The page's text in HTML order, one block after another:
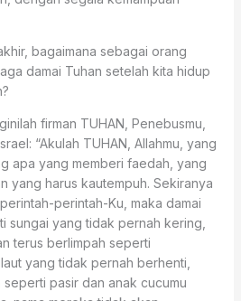
bagaimana sebagai orang
damai Tuhan setelah kita hidup
firman TUHAN, Penebusmu,
“Akulah TUHAN, Allahmu, yang
apa yang memberi faedah, yang
yang harus kautempuh. Sekiranya
perintah-Ku, maka damai
sungai yang tidak pernah kering,
terus berlimpah seperti
yang tidak pernah berhenti,
pasir dan anak cucumu